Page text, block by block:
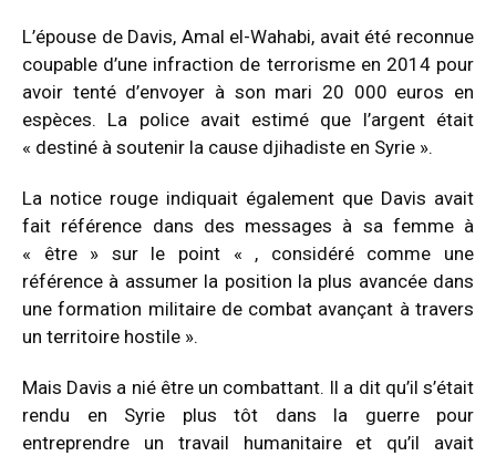
L’épouse de Davis, Amal el-Wahabi, avait été reconnue
coupable d’une infraction de terrorisme en 2014 pour
avoir tenté d’envoyer à son mari 20 000 euros en
espèces. La police avait estimé que l’argent était
« destiné à soutenir la cause djihadiste en Syrie ».
La notice rouge indiquait également que Davis avait
fait référence dans des messages à sa femme à
« être » sur le point « , considéré comme une
référence à assumer la position la plus avancée dans
une formation militaire de combat avançant à travers
un territoire hostile ».
Mais Davis a nié être un combattant. Il a dit qu’il s’était
rendu en Syrie plus tôt dans la guerre pour
entreprendre un travail humanitaire et qu’il avait